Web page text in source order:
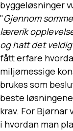
byggeløsninger
"Gjennom
lærerik
og hatt det
fått erfare
miljømessige
brukes som
beste
krav. For
i hvordan man